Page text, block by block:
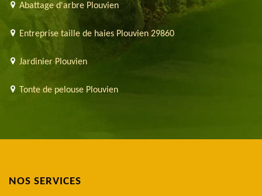
Abattage d'arbre Plouvien
Entreprise taille de haies Plouvien 29860
Jardinier Plouvien
Tonte de pelouse Plouvien
NOS SERVICES